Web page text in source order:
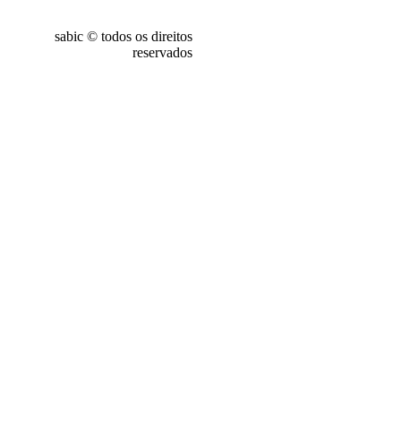
sabic © todos os direitos
reservados